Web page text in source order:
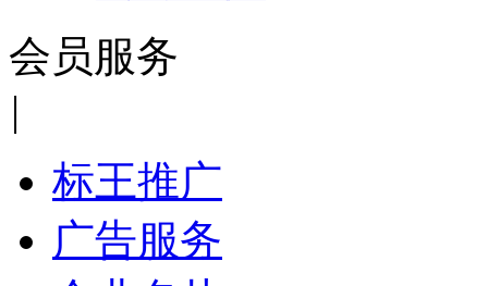
会员服务
|
标王推广
广告服务